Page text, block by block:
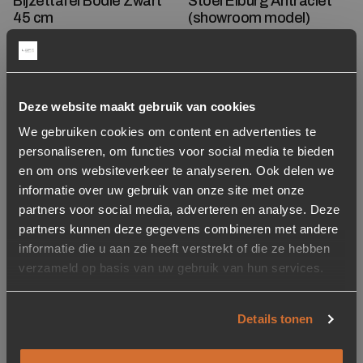
Deze website maakt gebruik van cookies
We gebruiken cookies om content en advertenties te
personaliseren, om functies voor social media te bieden
en om ons websiteverkeer te analyseren. Ook delen we
informatie over uw gebruik van onze site met onze
partners voor social media, adverteren en analyse. Deze
partners kunnen deze gegevens combineren met andere
informatie die u aan ze heeft verstrekt of die ze hebben
verzameld op basis van uw gebruik van hun services.
Details tonen
45 cm
Oorspronkelijke prijs was: 229,-.
150,-
Huidige prijs is: 150,-.
Op voorraad
(showroom model)
Niet op voorraad
Aanbieding
Toevoegen aan verlanglijstje
Verwijderen van verlanglijst
-72%
Aanbieding
Toevoegen aan
Verwijderen van verlanglijst
-50%
Barkruk Seashell zwart